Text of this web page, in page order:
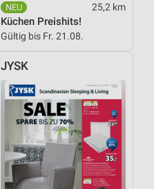
25,2 km
Küchen Preishits!
Gültig bis Fr. 21.08.
JYSK